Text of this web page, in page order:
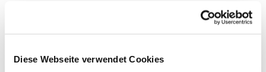
Diese Webseite verwendet Cookies
Standortspezifischer Standard zur Hygiene bei ZVK-Anlage
ja
Der Standard wurde durch die Geschäftsführung oder die
Standard thematisiert die hygienische Händedesinfektion